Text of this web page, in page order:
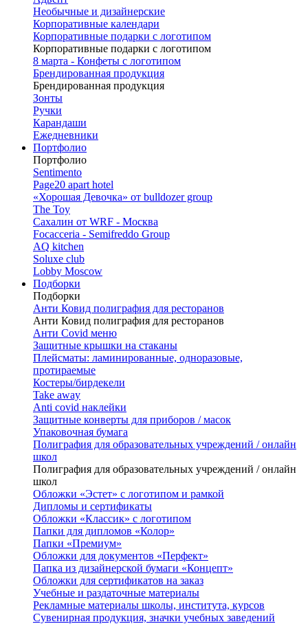
Необычные и дизайнерские
Корпоративные календари
Корпоративные подарки с логотипом
Корпоративные подарки с логотипом
8 марта - Конфеты с логотипом
Брендированная продукция
Брендированная продукция
Зонты
Ручки
Карандаши
Ежедневники
Портфолио
Портфолио
Sentimento
Page20 apart hotel
«Хорошая Девочка» от bulldozer group
The Toy
Сахалин от WRF - Москва
Focacceria - Semifreddo Group
AQ kitchen
Soluxe club
Lobby Moscow
Подборки
Подборки
Анти Ковид полиграфия для ресторанов
Анти Ковид полиграфия для ресторанов
Анти Covid меню
Защитные крышки на стаканы
Плейсматы: ламинированные, одноразовые,
протираемые
Костеры/бирдекели
Take away
Anti covid наклейки
Защитные конверты для приборов / масок
Упаковочная бумага
Полиграфия для образовательных учреждений / онлайн
школ
Полиграфия для образовательных учреждений / онлайн
школ
Обложки «Эстет» с логотипом и рамкой
Дипломы и сертификаты
Обложки «Классик» с логотипом
Папки для дипломов «Колор»
Папки «Премиум»
Обложки для документов «Перфект»
Папка из дизайнерской бумаги «Концепт»
Обложки для сертификатов на заказ
Учебные и раздаточные материалы
Рекламные материалы школы, института, курсов
Сувенирная продукция, значки учебных заведений